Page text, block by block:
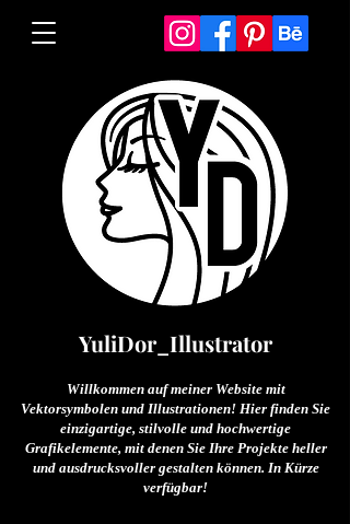
YuliDor_Illustrator
Willkommen auf meiner Website mit
Vektorsymbolen und Illustrationen! Hier finden Sie
einzigartige, stilvolle und hochwertige
Grafikelemente, mit denen Sie Ihre Projekte heller
und ausdrucksvoller gestalten können. In Kürze
verfügbar!